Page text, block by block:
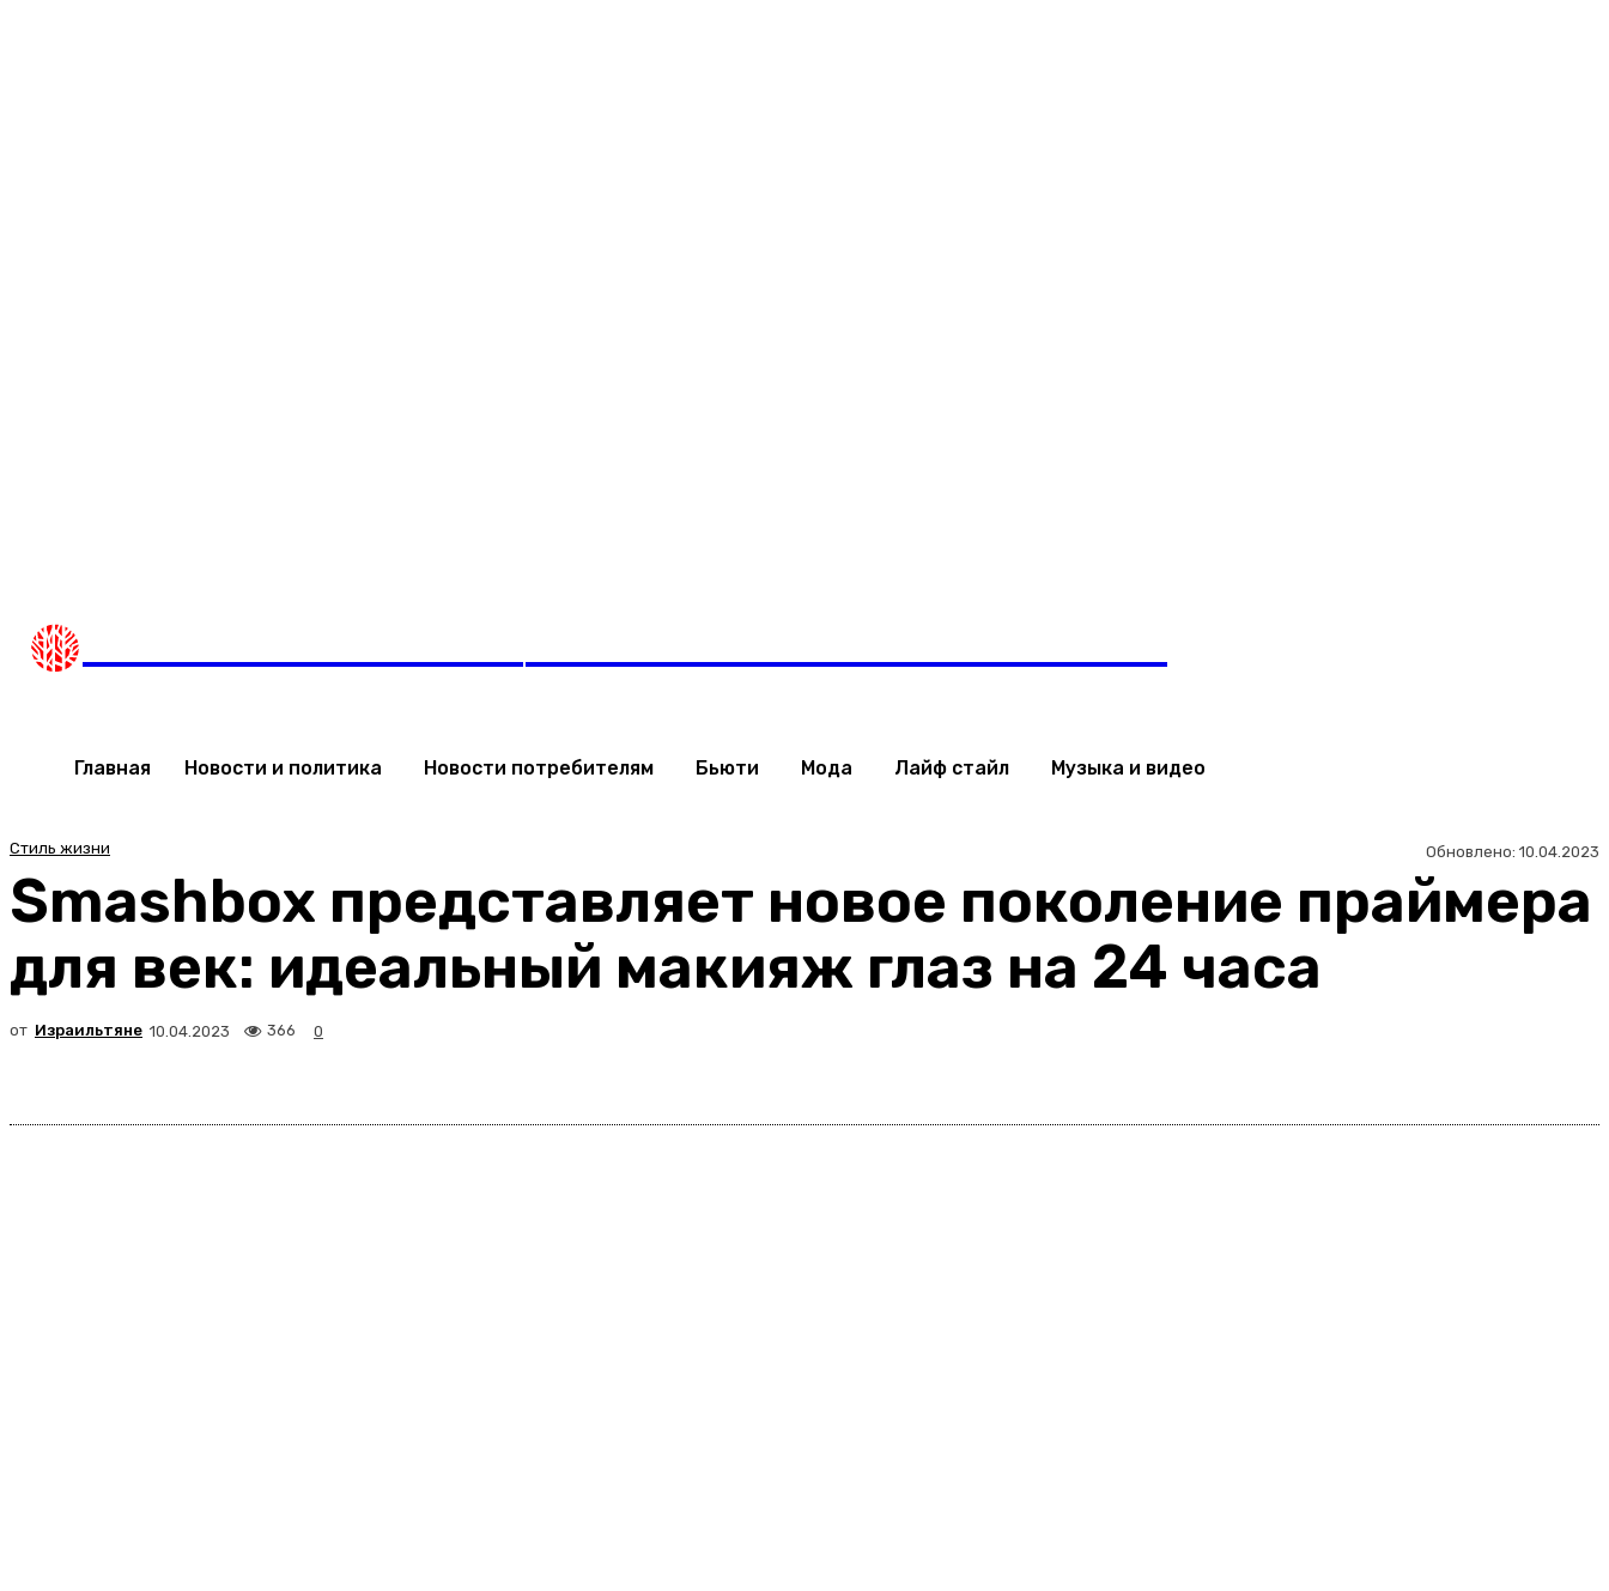
Главная Новости и политика Новости потребителям Бьюти Мода Лайф стайл Музыка и видео
Стиль жизни Обновлено: 10.04.2023
Smashbox представляет новое поколение праймера
для век: идеальный макияж глаз на 24 часа
от Израильтяне 10.04.2023 366 0